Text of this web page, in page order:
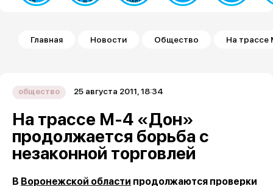
Строка навигации
Главная Новости Общество На трассе
общество 25 августа 2011, 18:34
На трассе М-4 «Дон»
продолжается борьба с
незаконной торговлей
В Воронежской области продолжаются проверки